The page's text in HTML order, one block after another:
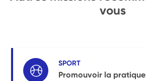
vous
SPORT
Promouvoir la